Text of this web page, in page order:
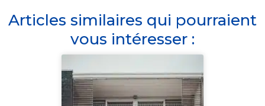
Articles similaires qui pourraient
vous intéresser :